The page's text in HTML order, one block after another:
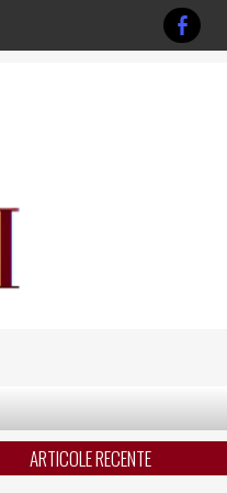
ARTICOLE RECENTE